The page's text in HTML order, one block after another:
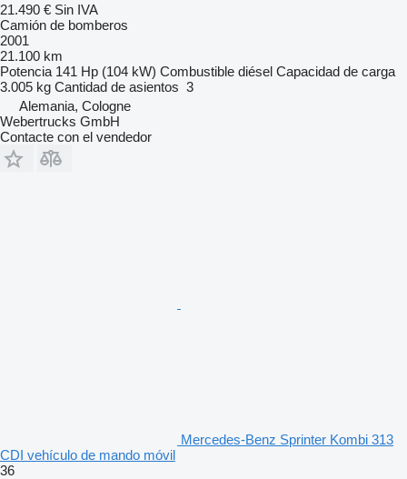
21.490 € Sin IVA
Camión de bomberos
2001
21.100 km
Potencia 141 Hp (104 kW) Combustible diésel Capacidad de carga
3.005 kg Cantidad de asientos 3
Alemania, Cologne
Webertrucks GmbH
Contacte con el vendedor
Mercedes-Benz Sprinter Kombi 313
CDI vehículo de mando móvil
36